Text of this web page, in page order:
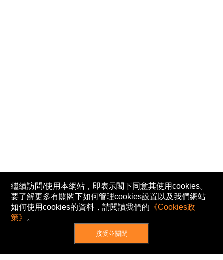
繼續訪問/使用本網站，即表示閣下同意其使用cookies。
要了解更多有關閣下如何管理cookies設置以及我們網站
如何使用cookies的資料，請閱讀我們的 《Cookies政
策》 。
接受並關閉